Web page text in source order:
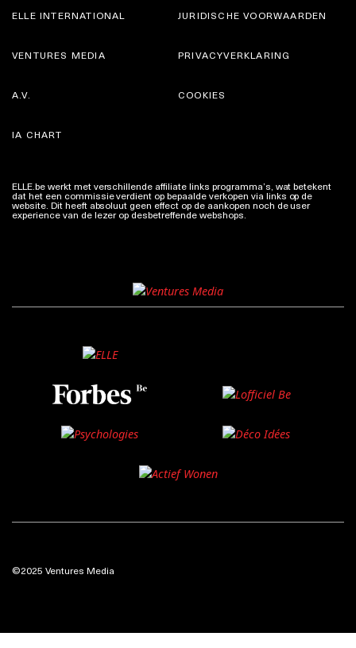
ELLE INTERNATIONAL
VENTURES MEDIA
JURIDISCHE VOORWAARDEN
PRIVACYVERKLARING
A.V.
IA CHART
COOKIES
ELLE.be werkt met verschillende affiliate links programma’s, wat betekent
dat het een commissie verdient op bepaalde verkopen via links op de
website. Dit heeft absoluut geen effect op de aankopen noch de user
experience van de lezer op desbetreffende webshops.
©2025 Ventures Media